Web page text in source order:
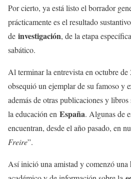
Por cierto, ya está listo el borrador
prácticamente es el resultado
de investigación, de la etapa
sabático.
Al terminar la entrevista en octubre
obsequió un ejemplar de su famoso y
además de otras publicaciones y
la educación en España. Algunas de
encuentran, desde el año pasado, en
Freire”.
Así inició una amistad y comenzó